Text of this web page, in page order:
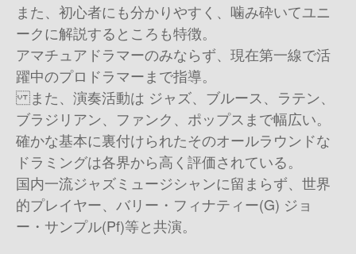
また、初心者にも分かりやすく、噛み砕いてユニ
ークに解説するところも特徴。
アマチュアドラマーのみならず、現在第一線で活
躍中のプロドラマーまで指導。
また、演奏活動は ジャズ、ブルース、ラテン、
ブラジリアン、ファンク、ポップスまで幅広い。
確かな基本に裏付けられたそのオールラウンドな
ドラミングは各界から高く評価されている。
国内一流ジャズミュージシャンに留まらず、世界
的プレイヤー、バリー・フィナティー(G) ジョ
ー・サンプル(Pf)等と共演。